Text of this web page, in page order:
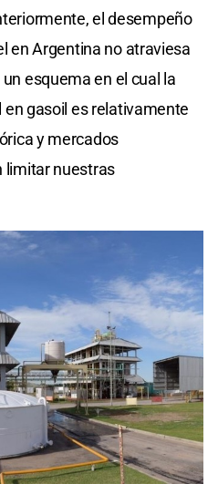
el desempeño
en Argentina no atraviesa
esquema en el cual la
gasoil es relativamente
y mercados
limitar nuestras